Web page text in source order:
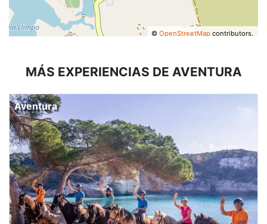
©OpenStreetMap contributors.
MÁS EXPERIENCIAS DE AVENTURA
Aventura